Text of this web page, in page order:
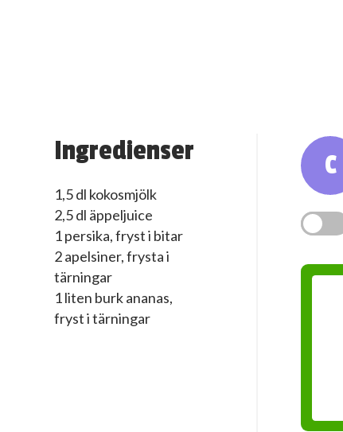
Ingredienser
1,5 dl kokosmjölk
2,5 dl äppeljuice
1 persika, fryst i bitar
2 apelsiner, frysta i
tärningar
1 liten burk ananas,
fryst i tärningar
C